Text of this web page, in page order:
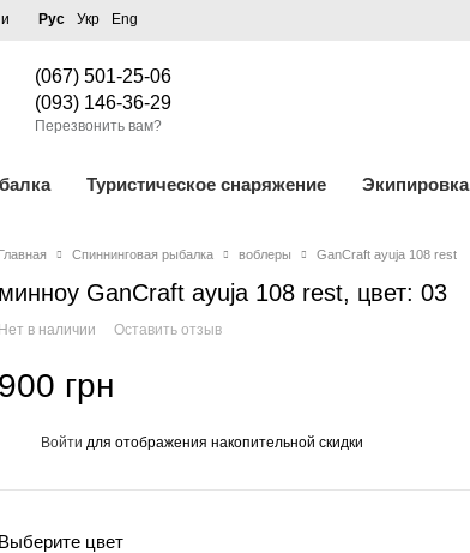
Рус Укр Eng
(067) 501-25-06
(093) 146-36-29
Перезвонить вам?
Туристическое снаряжение Экипировка
Главная Спиннинговая рыбалка воблеры GanCraft ayuja 108 rest
минноу GanCraft ayuja 108 rest, цвет: 03
Нет в наличии Оставить отзыв
900 грн
Войти для отображения накопительной скидки
Выберите цвет